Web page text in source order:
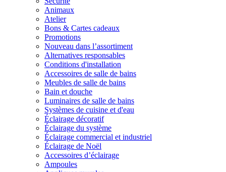
Animaux
Atelier
Bons & Cartes cadeaux
Promotions
Nouveau dans l’assortiment
Alternatives responsables
Conditions d'installation
Accessoires de salle de bains
Meubles de salle de bains
Bain et douche
Luminaires de salle de bains
Systèmes de cuisine et d'eau
Éclairage décoratif
Éclairage du système
Éclairage commercial et industriel
Éclairage de Noël
Accessoires d’éclairage
Ampoules